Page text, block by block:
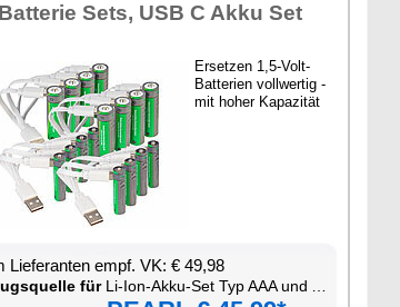
Sets, USB C Ak­ku Set
Er­set­zen 1,5-Volt-
Bat­te­ri­en voll­wer­tig -
mit ho­her Ka­pa­zi­tät
Lie­fe­ran­ten empf. VK: € 49,98
fürLi-Ion-Ak­ku-Set Typ AAA und AA, mit USB-C-La­de­funk­ti­on